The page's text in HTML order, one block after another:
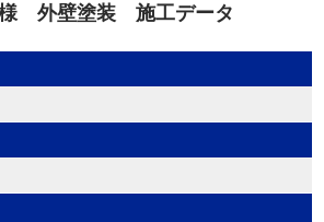
外壁塗装 施工データ